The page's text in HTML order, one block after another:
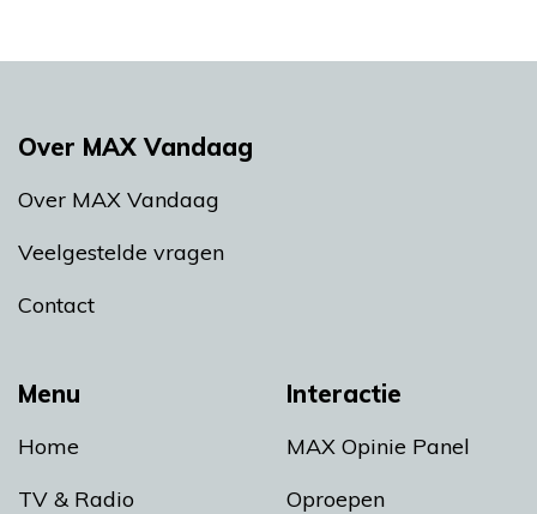
Menu
Home
TV & Radio
Interactie
MAX Opinie Panel
Oproepen
Over MAX Vandaag
Over MAX Vandaag
Veelgestelde vragen
Contact